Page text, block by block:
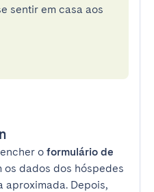
sentir em casa aos
o formulário de
os dados dos hóspedes
aproximada. Depois,